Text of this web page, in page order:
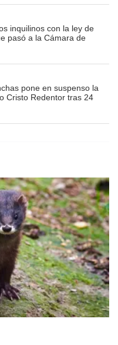
inquilinos con la ley de
pasó a la Cámara de
pone en suspenso la
Cristo Redentor tras 24